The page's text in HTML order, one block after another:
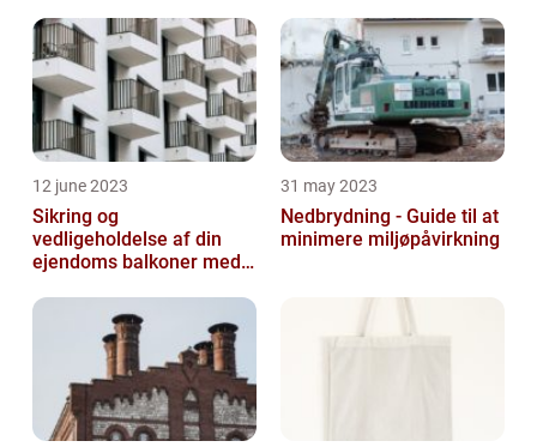
12 june 2023
Sikring og
vedligeholdelse af din
ejendoms balkoner med
31 may 2023
Nedbrydning - Guide til at
minimere miljøpåvirkning